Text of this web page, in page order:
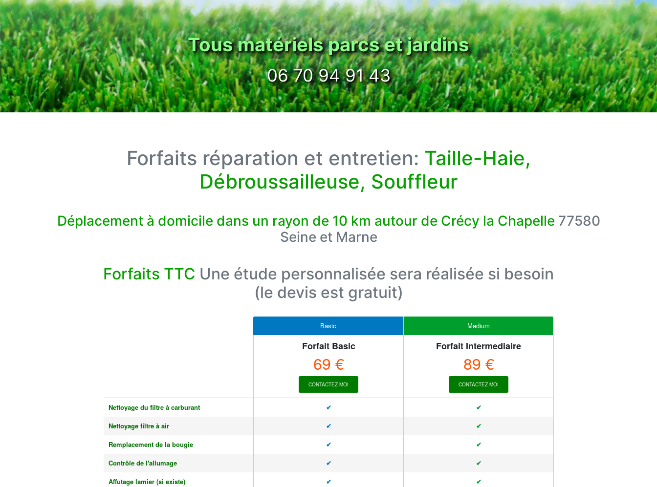
Je me déplace
Dans un rayon de 10km
autour de crécy la
Forfaits réparation et entretien: Taille-Haie,
Débroussailleuse, Souffleur
Déplacement à domicile dans un rayon de 10 km autour de Crécy la Chapelle 77580
Seine et Marne
Forfaits TTC Une étude personnalisée sera réalisée si besoin
(le devis est gratuit)
Basic Medium
Forfait Basic Forfait Intermediaire
69 €
CONTACTEZ MOI
89 €
CONTACTEZ MOI
Nettoyage du filtre à carburant ✔
✔
Nettoyage filtre à air
✔
✔
Remplacement de la bougie
✔
✔
Contrôle de l'allumage
✔
✔
Affutage lamier (si existe)
✔
✔